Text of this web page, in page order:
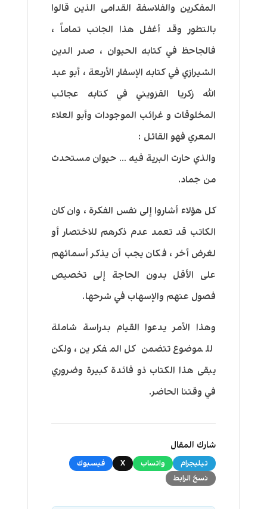
المفكرين والفلاسفة القدامى الذين قالوا
بالتطور وقد أغفل هذا الجانب تماماً ،
فالجاحظ في كتابه الحيوان ، صدر الدين
الشيرازي في كتابه الإسفار الأربعة ، أبو عبد
الله زكريا القزويني في كتابه عجائب
المخلوقات و غرائب الموجودات وأبو العلاء
المعري فهو القائل :
والذي حارت البرية فيه … حيوان مستحدث
من جماد.
كل هؤلاء أشاروا إلى نفس الفكرة ، وان كان
الكاتب قد تعمد عدم ذكرهم للاختصار أو
لغرض أخر ، فكان يجب أن يذكر أسمائهم
على الأقل بدون الحاجة إلى تخصيص
فصول عنهم والإسهاب في شرحها.
وهذا الأمر يدعوا القيام بدراسة شاملة
للموضوع تتضمن كل المفكرين ، ولكن
يبقى هذا الكتاب ذو فائدة كبيرة وضروري
في وقتنا الحاضر.
شارك المقال
تيليجرام واتساب X
فيسبوك
نسخ الرابط